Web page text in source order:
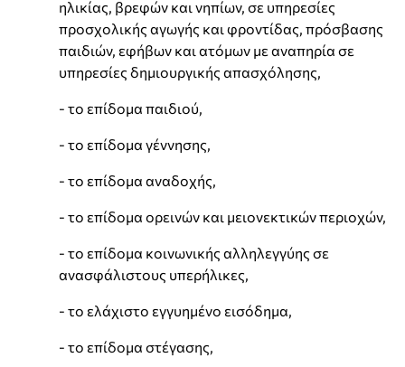
ηλικίας, βρεφών και νηπίων, σε υπηρεσίες
προσχολικής αγωγής και φροντίδας, πρόσβασης
παιδιών, εφήβων και ατόμων με αναπηρία σε
υπηρεσίες δημιουργικής απασχόλησης,
- το επίδομα παιδιού,
- το επίδομα γέννησης,
- το επίδομα αναδοχής,
- το επίδομα ορεινών και μειονεκτικών περιοχών,
- το επίδομα κοινωνικής αλληλεγγύης σε
ανασφάλιστους υπερήλικες,
- το ελάχιστο εγγυημένο εισόδημα,
- το επίδομα στέγασης,